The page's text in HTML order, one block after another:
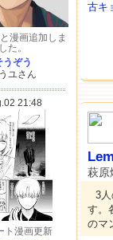
古キ
萩原
3
す。
のマ